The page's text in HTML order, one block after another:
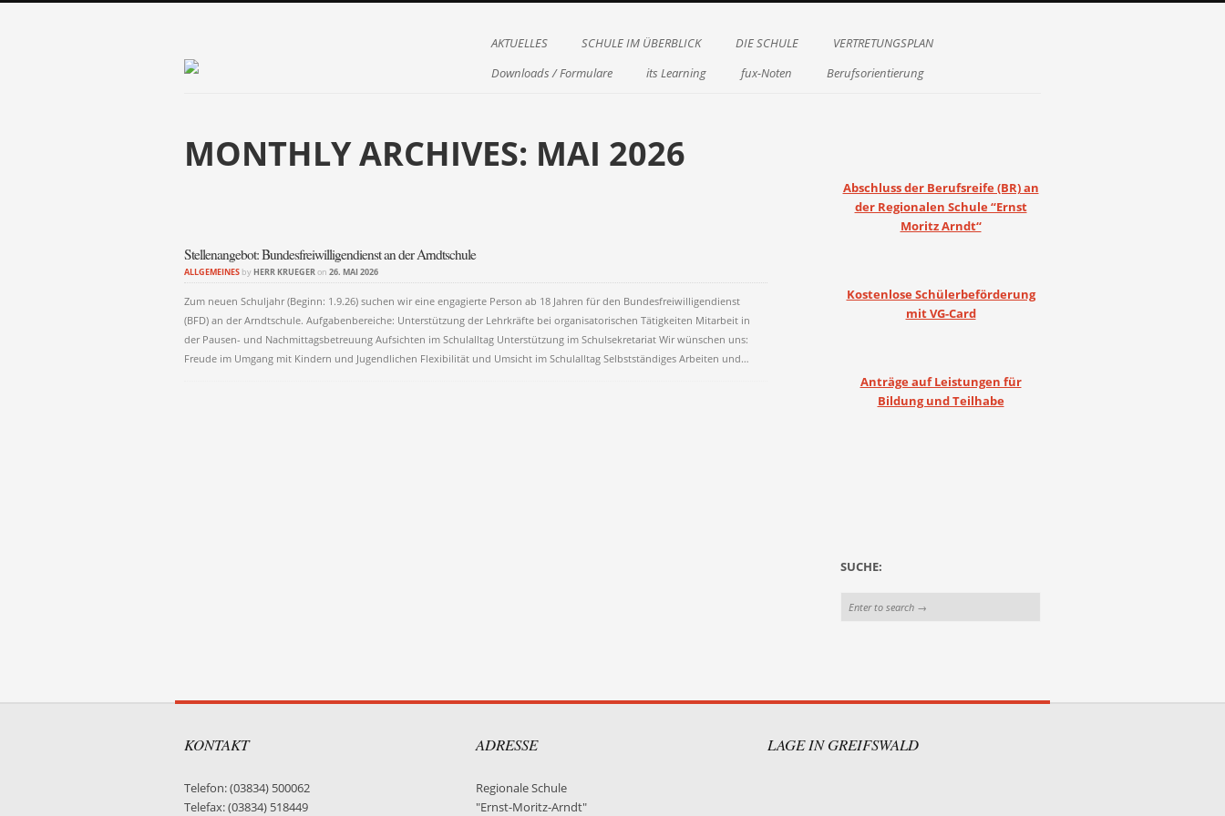
Menu
Skip to content
AKTUELLES SCHULE IM ÜBERBLICK DIE SCHULE
VERTRETUNGSPLAN
Downloads / Formulare
its Learning fux-Noten Berufsorientierung
MONTHLY ARCHIVES: MAI 2026
Post navigation
Stellenangebot: Bundesfreiwilligendienst an der Arndtschule
ALLGEMEINES byHERR KRUEGERon 26. MAI 2026
Zum neuen Schuljahr (Beginn: 1.9.26) suchen wir eine engagierte Person ab 18 Jahren für den Bundesfreiwilligendienst
(BFD) an der Arndtschule. Aufgabenbereiche: Unterstützung der Lehrkräfte bei organisatorischen Tätigkeiten Mitarbeit in
der Pausen- und Nachmittagsbetreuung Aufsichten im Schulalltag Unterstützung im Schulsekretariat Wir wünschen uns:
Freude im Umgang mit Kindern und Jugendlichen Flexibilität und Umsicht im Schulalltag Selbstständiges Arbeiten und…
Abschluss der Berufsreife (BR) an
der Regionalen Schule “Ernst
Moritz Arndt“
Kostenlose Schülerbeförderung
mit VG-Card
Anträge auf Leistungen für
Bildung und Teilhabe
SUCHE:
KONTAKT
Telefon: (03834) 500062
Telefax: (03834) 518449
ADRESSE
Regionale Schule
"Ernst-Moritz-Arndt"
LAGE IN GREIFSWALD